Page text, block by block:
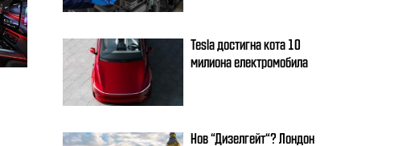
Tesla достигна кота 10
милиона електромобила
Нов “Дизелгейт“? Лондон